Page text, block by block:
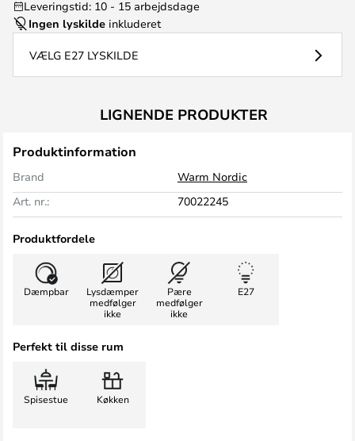
Leveringstid: 10 - 15 arbejdsdage
Ingen lyskilde inkluderet
VÆLG E27 LYSKILDE
LIGNENDE PRODUKTER
Produktinformation
Brand
Warm Nordic
Art. nr.:
70022245
Produktfordele
Dæmpbar
Lysdæmper
medfølger
ikke
Pære
medfølger
ikke
E27
Perfekt til disse rum
Spisestue Køkken